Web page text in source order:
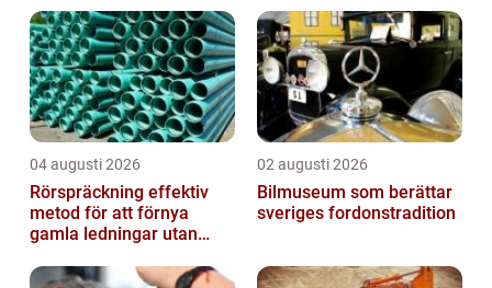
– förr eller senare – och den får gärna bli
re...
04 augusti 2026
Rörspräckning effektiv
metod för att förnya
gamla ledningar utan
02 augusti 2026
Bilmuseum som berättar
sveriges fordonstradition